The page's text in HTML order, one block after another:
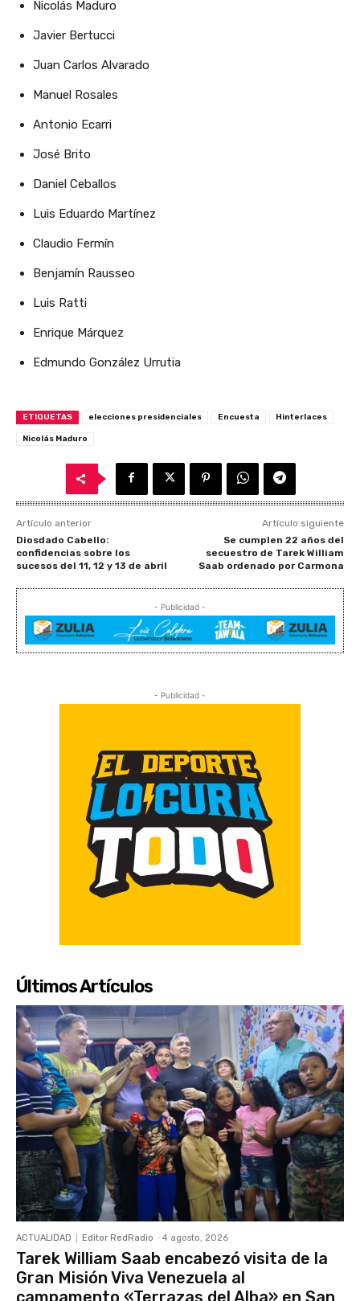
Nicolás Maduro
Javier Bertucci
Juan Carlos Alvarado
Manuel Rosales
Antonio Ecarri
José Brito
Daniel Ceballos
Luis Eduardo Martínez
Claudio Fermín
Benjamín Rausseo
Luis Ratti
Enrique Márquez
Edmundo González Urrutia
ETIQUETAS elecciones presidenciales Encuesta Hinterlaces
Nicolás Maduro
Artículo anterior
Diosdado Cabello:
confidencias sobre los
sucesos del 11, 12 y 13 de abril
Artículo siguiente
Se cumplen 22 años del
secuestro de Tarek William
Saab ordenado por Carmona
- Publicidad -
- Publicidad -
Últimos Artículos
ACTUALIDAD Editor RedRadio - 4 agosto, 2026
Tarek William Saab encabezó visita de la
Gran Misión Viva Venezuela al
campamento «Terrazas del Alba» en San